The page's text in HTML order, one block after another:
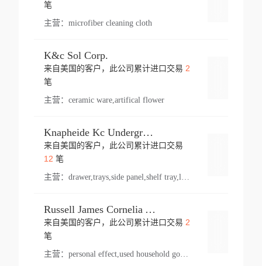
笔
主营： microfiber cleaning cloth
K&c Sol Corp.
来自美国的客户，此公司累计进口交易 2
笔
主营： ceramic ware,artifical flower
Knapheide Kc Underground
来自美国的客户，此公司累计进口交易
12 笔
主营：
Russell James Cornelia Arlington Va
来自美国的客户，此公司累计进口交易 2
笔
主营： personal effect,used household goods